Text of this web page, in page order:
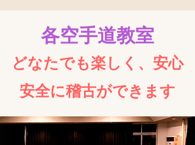
各空手道教室
どなたでも楽しく、安心
安全に稽古ができます